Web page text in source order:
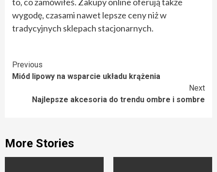
wygodę, czasami nawet lepsze ceny niż w
tradycyjnych sklepach stacjonarnych.
Continue
Reading
Previous
Miód lipowy na wsparcie układu krążenia
Next
Najlepsze akcesoria do trendu ombre i sombre
More Stories